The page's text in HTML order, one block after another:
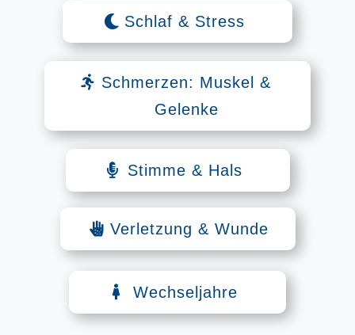
Schlaf & Stress
Schmerzen: Muskel &
Gelenke
Stimme & Hals
Verletzung & Wunde
Wechseljahre